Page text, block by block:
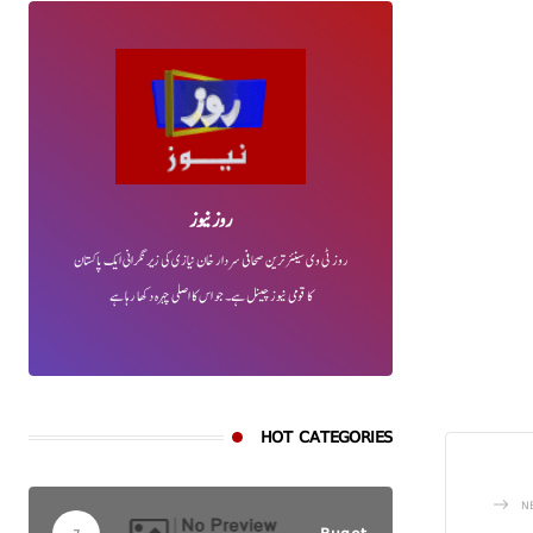
روز نیوز
روز ٹی وی سینئر ترین صحافی سردار خان نیازی کی زیر نگرانی ایک پاکستان
کا قومی نیوز چینل ہے۔ جو اس کا اصلی چہرہ دکھا رہا ہے
HOT CATEGORIES